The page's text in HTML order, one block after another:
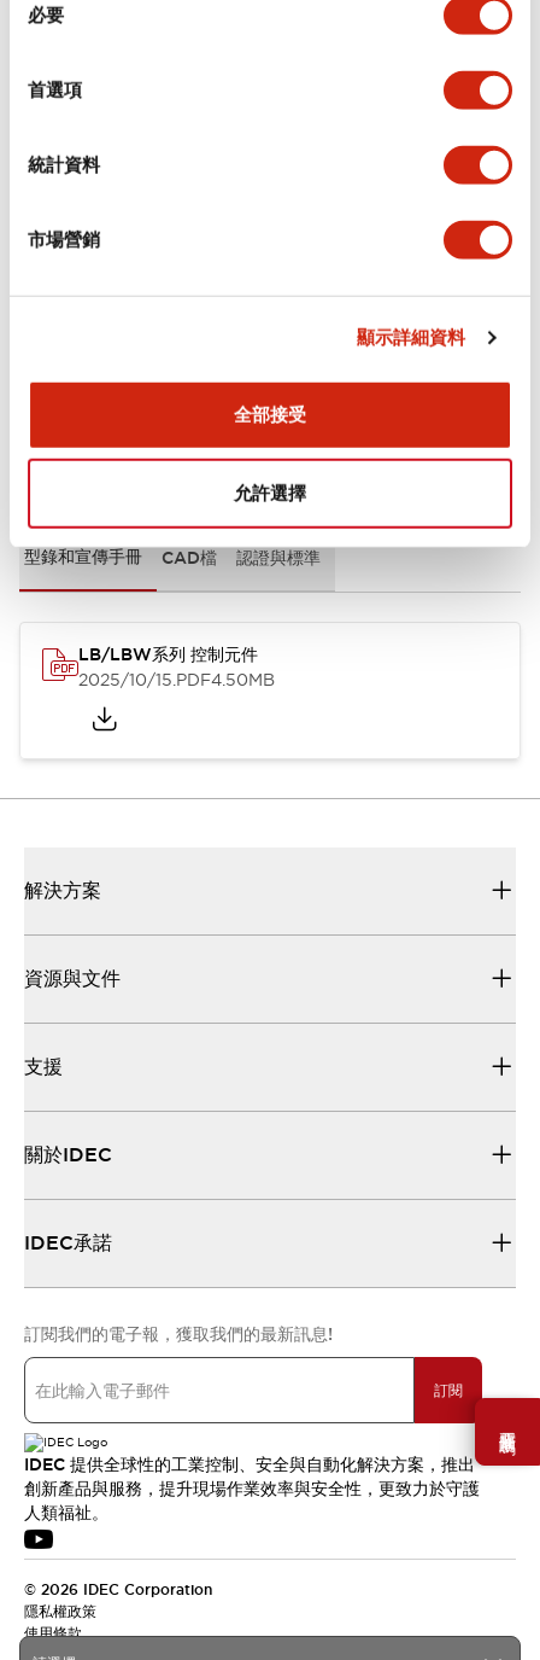
必要
首選項
統計資料
市場營銷
顯示詳細資料
全部接受
允許選擇
需要幫助嗎？
規格 顯示全部 +
文件和檔案
型錄和宣傳手冊 CAD檔 認證與標準
LB/LBW系列 控制元件
2025/10/15.PDF4.50MB
解決方案
資源與文件
支援
關於IDEC
IDEC承諾
訂閱我們的電子報，獲取我們的最新訊息!
訂閱
IDEC 提供全球性的工業控制、安全與自動化解決方案，推出
創新產品與服務，提升現場作業效率與安全性，更致力於守護
人類福祉。
© 2026 IDEC Corporation
隱私權政策
使用條款